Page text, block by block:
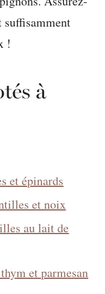
suffisamment
!
à
et épinards
et noix
au lait de
et parmesan